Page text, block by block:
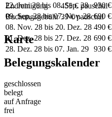
22. Juni 28 bis 08. Sep. 28
930 €
09. Sep. 28 bis 07. Nov. 28 690 €
08. Nov. 28 bis 20. Dez. 28 490 €
21. Dez. 28 bis 27. Dez. 28 690 €
28. Dez. 28 bis 07. Jan. 29 930 €
Endreinigung
455 € pauschal
Buchungsgebühr 39 € pauschal
Karte
Belegungskalender
geschlossen
belegt
auf Anfrage
frei